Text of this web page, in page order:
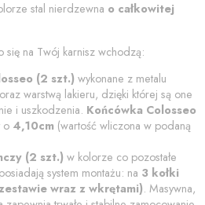
stal nierdzewna o całkowitej
się na Twój karnisz wchodzą:
(2 szt.) wykonane z metalu
oraz warstwą lakieru, dzięki której są one
i uszkodzenia. Końcówka Colosseo
o 4,10cm (wartość wliczona w podaną
(2 szt.) w kolorze co pozostałe
system montażu: na 3 kołki
wraz z wkrętami). Masywna,